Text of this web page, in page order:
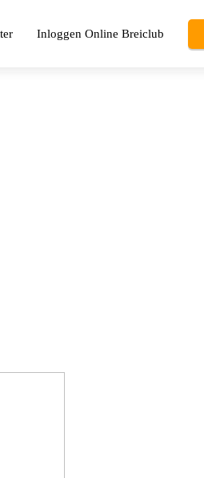
Inloggen Online Breiclub